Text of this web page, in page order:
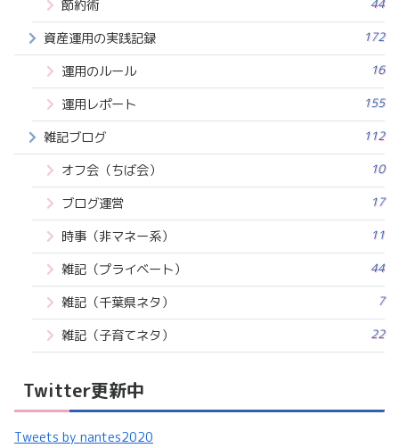
節約術 44
資産運用の実践記録 172
運用のルール 16
運用レポート 155
雑記ブログ 112
オフ会（ちば会） 10
ブログ運営 17
時事（非マネー系） 11
雑記（プライベート） 44
雑記（千葉県ネタ） 7
雑記（子育てネタ） 22
Twitter更新中
Tweets by nantes2020